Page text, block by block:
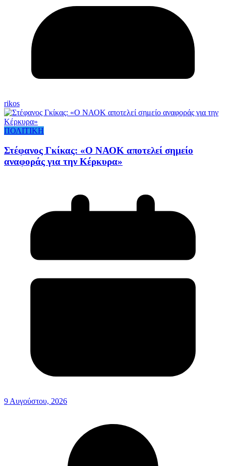
rikos
ΠΟΛΙΤΙΚΗ
Στέφανος Γκίκας: «Ο ΝΑΟΚ αποτελεί σημείο
αναφοράς για την Κέρκυρα»
9 Αυγούστου, 2026